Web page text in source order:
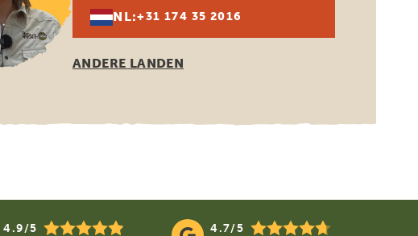
NL:+31 174 35 2016
ANDERE LANDEN
4.9/5 4.7/5